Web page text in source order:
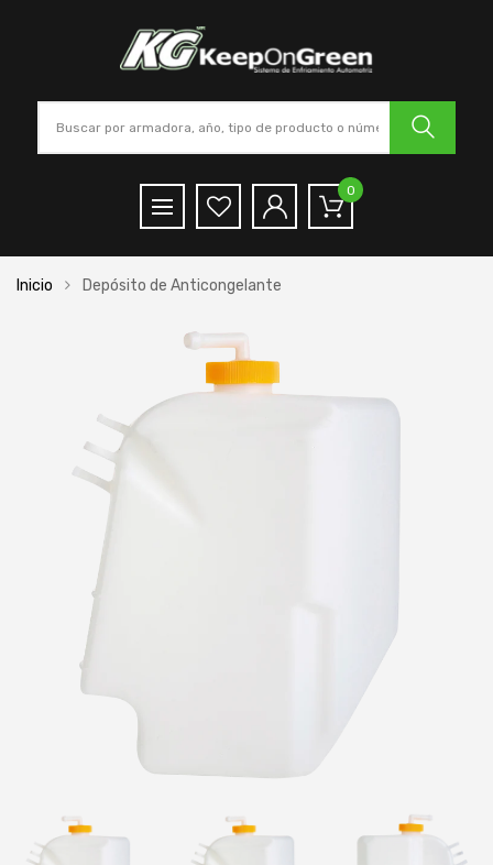
0
Inicio Depósito de Anticongelante